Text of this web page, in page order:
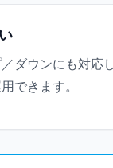
ダウンにも対応
できます。